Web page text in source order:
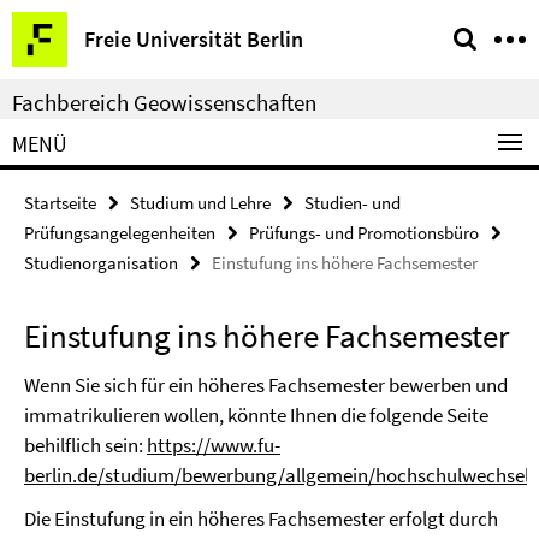
Springe
direkt
zu
Inhalt
Freie Universität Berlin
Service-
Navigation
Fachbereich Geowissenschaften
MENÜ
Startseite Studium und Lehre
Studien- und
Prüfungsangelegenheiten
Prüfungs- und Promotionsbüro
Studienorganisation
Einstufung ins höhere Fachsemester
Einstufung ins höhere Fachsemester
Wenn Sie sich für ein höheres Fachsemester bewerben und
immatrikulieren wollen, könnte Ihnen die folgende Seite
behilflich sein: https://www.fu-
berlin.de/studium/bewerbung/allgemein/
Die Einstufung in ein höheres Fachsemester erfolgt durch